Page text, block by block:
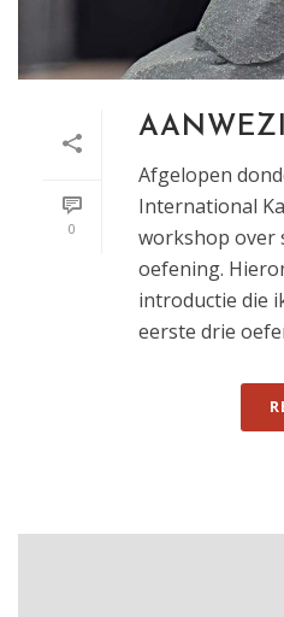
0
Afgelopen
International
workshop over
oefening.
introductie die
eerste drie